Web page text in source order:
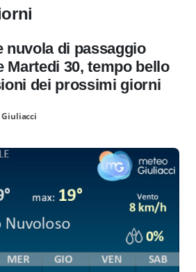
nuvola di passaggio
Martedi 30, tempo bello
dei prossimi giorni